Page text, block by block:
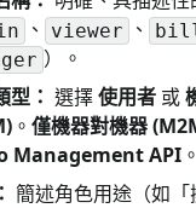
、 viewer 、
）。
型： 選擇使用者 或
。 僅機器對機器
Management API 。
簡述角色用途（如